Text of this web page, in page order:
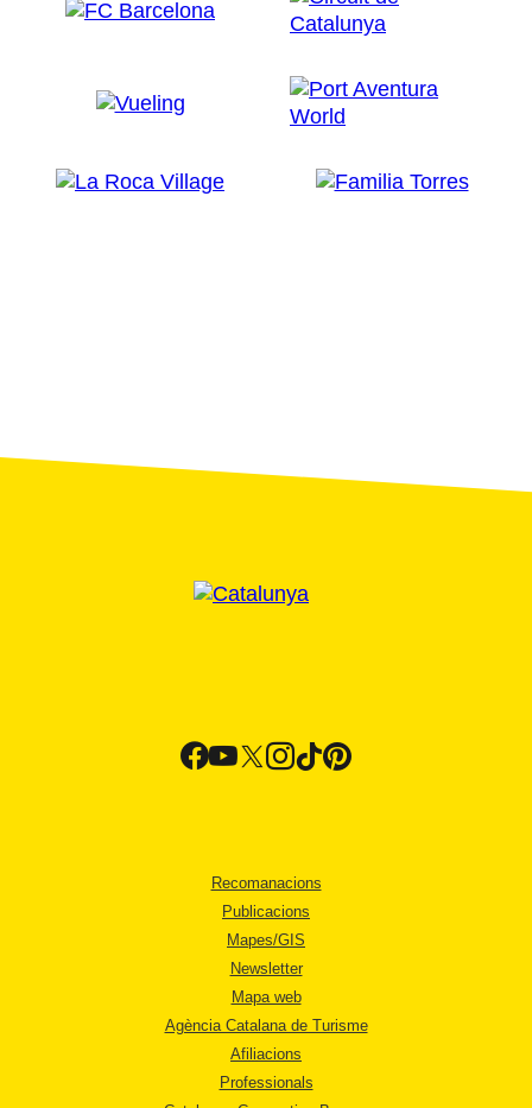
Recomanacions
Publicacions
Mapes/GIS
Newsletter
Mapa web
Agència Catalana de Turisme
Afiliacions
Professionals